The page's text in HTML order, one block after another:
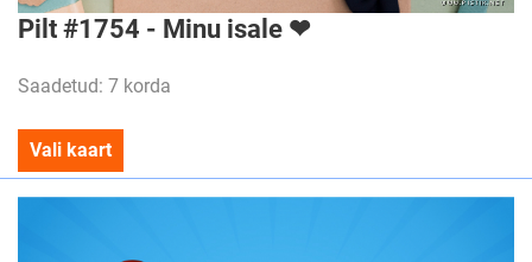
Pilt #1754 - Minu isale ❤
Saadetud: 7 korda
Vali kaart